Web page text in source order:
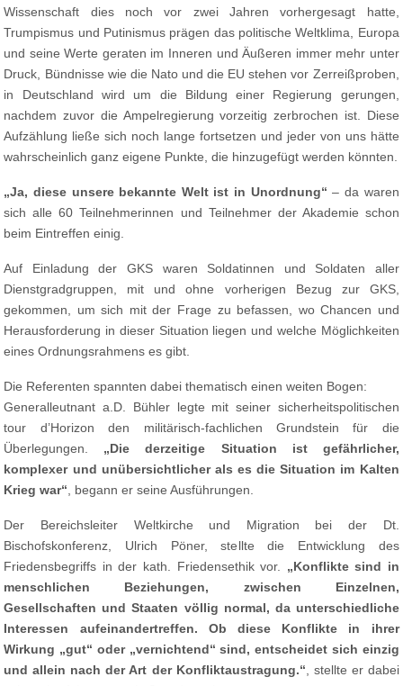
Wissenschaft dies noch vor zwei Jahren vorhergesagt hatte,
Trumpismus und Putinismus prägen das politische Weltklima, Europa
und seine Werte geraten im Inneren und Äußeren immer mehr unter
Druck, Bündnisse wie die Nato und die EU stehen vor Zerreißproben,
in Deutschland wird um die Bildung einer Regierung gerungen,
nachdem zuvor die Ampelregierung vorzeitig zerbrochen ist. Diese
Aufzählung ließe sich noch lange fortsetzen und jeder von uns hätte
wahrscheinlich ganz eigene Punkte, die hinzugefügt werden könnten.
„Ja, diese unsere bekannte Welt ist in Unordnung“ – da waren
sich alle 60 Teilnehmerinnen und Teilnehmer der Akademie schon
beim Eintreffen einig.
Auf Einladung der GKS waren Soldatinnen und Soldaten aller
Dienstgradgruppen, mit und ohne vorherigen Bezug zur GKS,
gekommen, um sich mit der Frage zu befassen, wo Chancen und
Herausforderung in dieser Situation liegen und welche Möglichkeiten
eines Ordnungsrahmens es gibt.
Die Referenten spannten dabei thematisch einen weiten Bogen:
Generalleutnant a.D. Bühler legte mit seiner sicherheitspolitischen
tour d’Horizon den militärisch-fachlichen Grundstein für die
Überlegungen. „Die derzeitige Situation ist gefährlicher,
komplexer und unübersichtlicher als es die Situation im Kalten
Krieg war“, begann er seine Ausführungen.
Der Bereichsleiter Weltkirche und Migration bei der Dt.
Bischofskonferenz, Ulrich Pöner, stellte die Entwicklung des
Friedensbegriffs in der kath. Friedensethik vor. „Konflikte sind in
menschlichen Beziehungen, zwischen Einzelnen,
Gesellschaften und Staaten völlig normal, da unterschiedliche
Interessen aufeinandertreffen. Ob diese Konflikte in ihrer
Wirkung „gut“ oder „vernichtend“ sind, entscheidet sich einzig
und allein nach der Art der Konfliktaustragung.“, stellte er dabei